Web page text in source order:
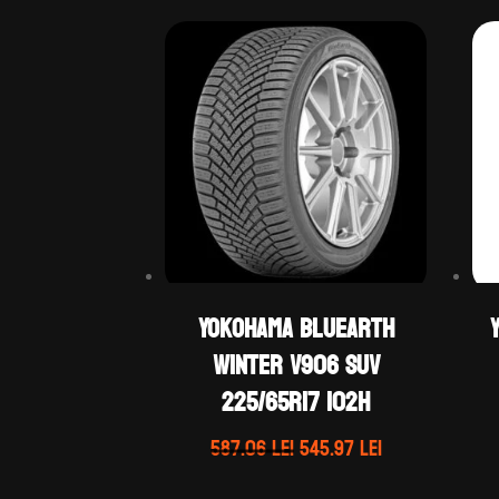
Yokohama BLUEARTH
WINTER V906 SUV
225/65R17 102H
587.06leiPrețul
545.97leiPrețul